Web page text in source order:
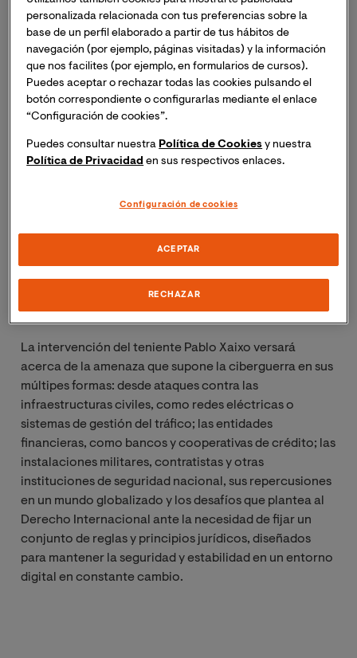
Masterclass online “Implicaciones de las acciones de
ciberguerra desde el punto de vista del derecho
internacional”.
Inscripción necesaria. Recibirás el mismo día del
evento un enlace para acceder a la sesión online.
Don Alejandro Aracil, Presidente de ISACA Valencia
La intervención del teniente Pablo Xaixo versará
acerca de la amenaza que supone la ciberguerra en sus
múltipes formas: desdeataques contra las
infraestructuras civiles, como redes eléctricas o
sistemas de gestión del tráfico; las entidades
financieras, como bancos y cooperativas de crédito; las
instalaciones militares, contratistas y otras
instituciones de seguridad nacional, sus repercusiones
en un mundo globalizado y los desafíos que plantea al
Derecho Internacional ante la necesidad de fijar un
conjunto de reglas y principios jurídicos, diseñados
para mantener la seguridad y estabilidad en un entorno
digital en constante cambio.
personalizada relacionada con tus preferencias sobre la
base de un perfil elaborado a partir de tus hábitos de
navegación (por ejemplo, páginas visitadas) y la información
que nos facilites (por ejemplo, en formularios de cursos).
Puedes aceptar o rechazar todas las cookies pulsando el
botón correspondiente o configurarlas mediante el enlace
“Configuración de cookies”.
Puedes consultar nuestra Política de Cookies y nuestra
Política de Privacidad en sus respectivos enlaces.
Configuración de cookies
RECHAZAR
ACEPTAR